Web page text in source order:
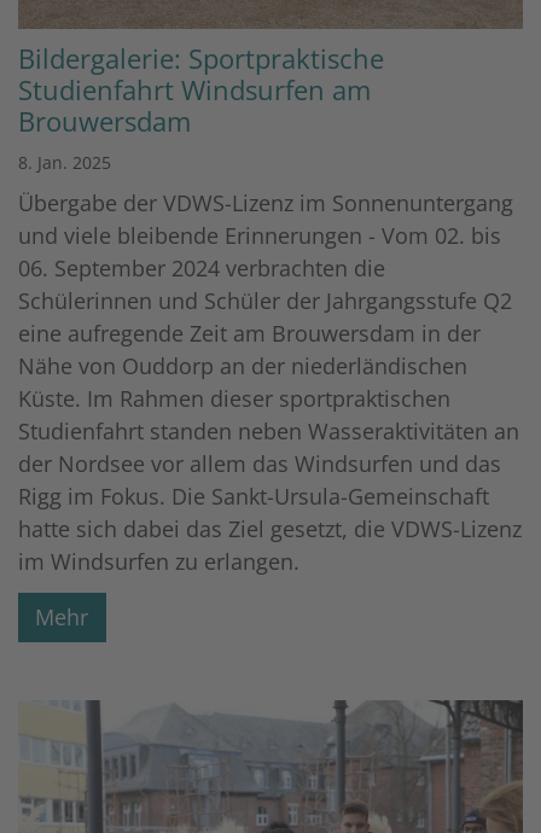
Bildergalerie: Sportpraktische
Studienfahrt Windsurfen am
Brouwersdam
8. Jan. 2025
Übergabe der VDWS-Lizenz im Sonnenuntergang
und viele bleibende Erinnerungen - Vom 02. bis
06. September 2024 verbrachten die
Schülerinnen und Schüler der Jahrgangsstufe Q2
eine aufregende Zeit am Brouwersdam in der
Nähe von Ouddorp an der niederländischen
Küste. Im Rahmen dieser sportpraktischen
Studienfahrt standen neben Wasseraktivitäten an
der Nordsee vor allem das Windsurfen und das
Rigg im Fokus. Die Sankt-Ursula-Gemeinschaft
hatte sich dabei das Ziel gesetzt, die VDWS-Lizenz
im Windsurfen zu erlangen.
Mehr